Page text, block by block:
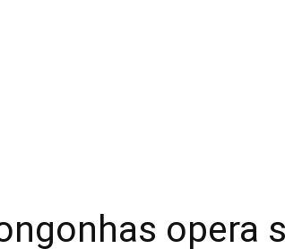
opera